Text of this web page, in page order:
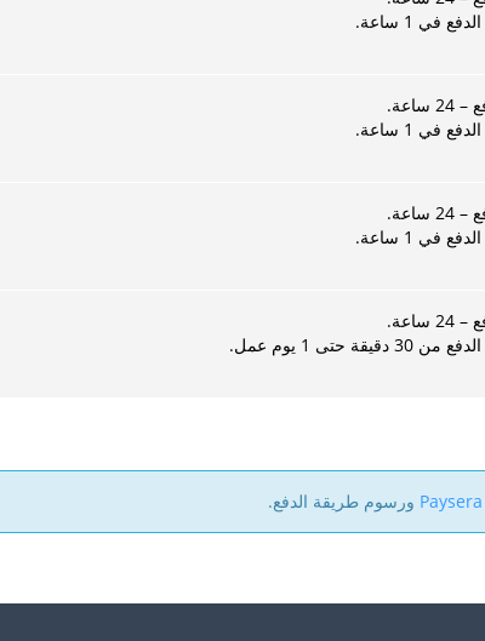
في 1 ساعة.
ساعة.
في 1 ساعة.
ساعة.
في 1 ساعة.
ساعة.
دقيقة حتى 1 يوم عمل.
ورسوم طريقة الدفع.